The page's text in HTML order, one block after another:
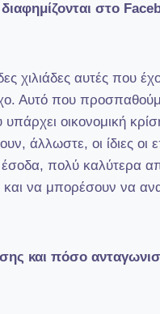
στο
χιλιάδες αυτές που
Αυτό που
οικονομική
άλλωστε, οι ίδιες οι
έσοδα, πολύ καλύτερα
να μπορέσουν να
και πόσο